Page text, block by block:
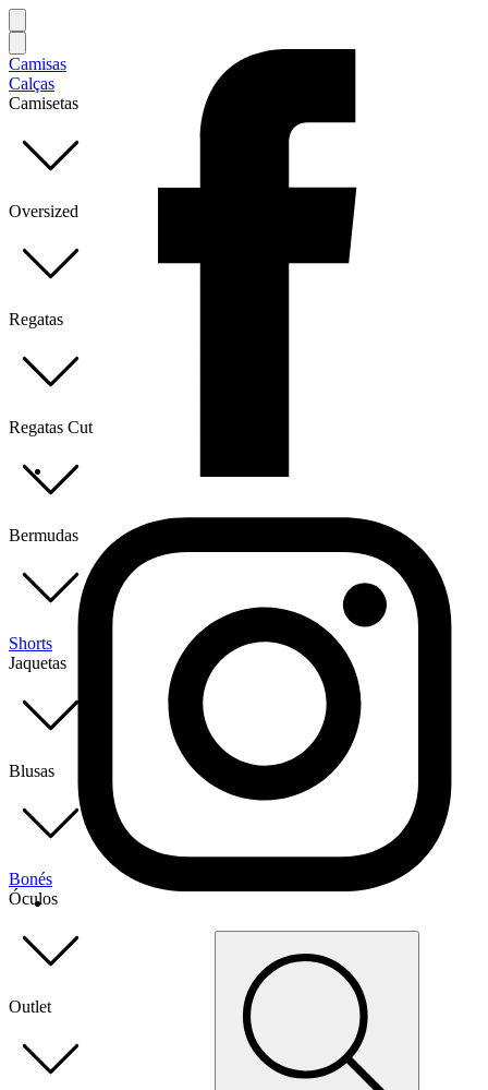
Camisas
Calças
Camisetas
Oversized
Regatas
Regatas Cut
Bermudas
Shorts
Jaquetas
Blusas
Bonés
Óculos
Outlet